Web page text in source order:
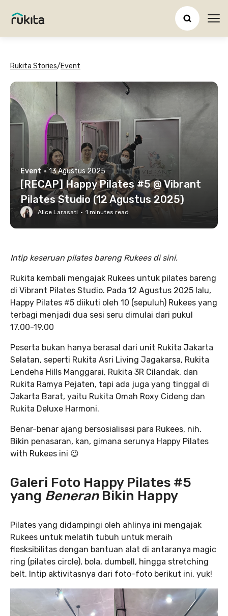
Rukita Stories/Event
Event · 13 Agustus 2025
[RECAP] Happy Pilates #5 @ Vibrant
Pilates Studio (12 Agustus 2025)
Alice Larasati · 1 minutes read
Intip keseruan pilates bareng Rukees di sini.
Rukita kembali mengajak Rukees untuk pilates bareng
di Vibrant Pilates Studio. Pada 12 Agustus 2025 lalu,
Happy Pilates #5 diikuti oleh 10 (sepuluh) Rukees yang
terbagi menjadi dua sesi seru dimulai dari pukul
17.00-19.00
Peserta bukan hanya berasal dari unit Rukita Jakarta
Selatan, seperti Rukita Asri Living Jagakarsa, Rukita
Lendeha Hills Manggarai, Rukita 3R Cilandak, dan
Rukita Ramya Pejaten, tapi ada juga yang tinggal di
Jakarta Barat, yaitu Rukita Omah Roxy Cideng dan
Rukita Deluxe Harmoni.
Benar-benar ajang bersosialisasi para Rukees, nih.
Bikin penasaran, kan, gimana serunya Happy Pilates
with Rukees ini 😉
Galeri Foto Happy Pilates #5
yang BeneranBikin Happy
Pilates yang didampingi oleh ahlinya ini mengajak
Rukees untuk melatih tubuh untuk meraih
flesksibilitas dengan bantuan alat di antaranya magic
ring (pilates circle), bola, dumbell, hingga stretching
belt. Intip aktivitasnya dari foto-foto berikut ini, yuk!